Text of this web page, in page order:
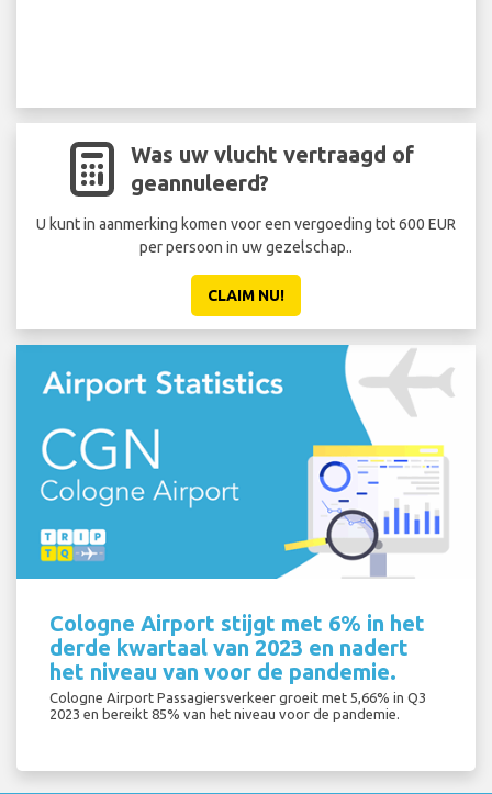
Was uw vlucht vertraagd of
geannuleerd?
U kunt in aanmerking komen voor een vergoeding tot 600 EUR
per persoon in uw gezelschap..
CLAIM NU!
Cologne Airport stijgt met 6% in het
derde kwartaal van 2023 en nadert
het niveau van voor de pandemie.
Cologne Airport Passagiersverkeer groeit met 5,66% in Q3
2023 en bereikt 85% van het niveau voor de pandemie.